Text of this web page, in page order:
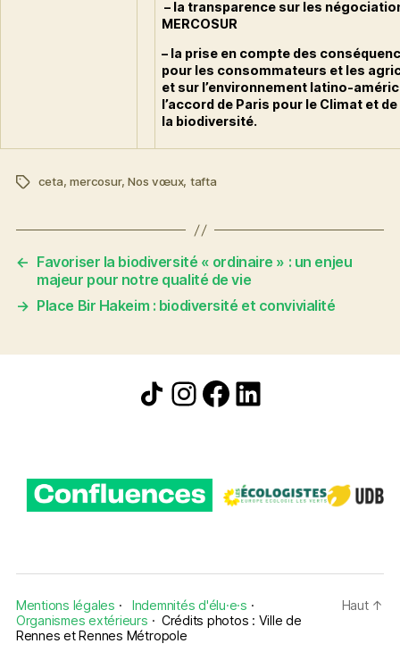
– la transparence sur les
MERCOSUR
– la prise en compte des
pour les consommateurs et les
et sur l’environnement latino-
l’accord de Paris pour le Climat et
la biodiversité.
Étiquettes
ceta,mercosur,Nos vœux, tafta
← Favoriser la biodiversité « ordinaire » : un enjeu
majeur pour notre qualité de vie
→ Place Bir Hakeim : biodiversité et convivialité
Icône de partage
Instagram
Facebook
LinkedIn
Mentions légales · Indemnités d'élu·e·s ·
Organismes extérieurs · Crédits photos : Ville de
Rennes et Rennes Métropole
Haut ↑